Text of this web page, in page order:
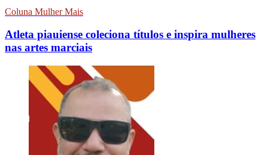
Coluna Mulher Mais
Atleta piauiense coleciona títulos e inspira mulheres
nas artes marciais